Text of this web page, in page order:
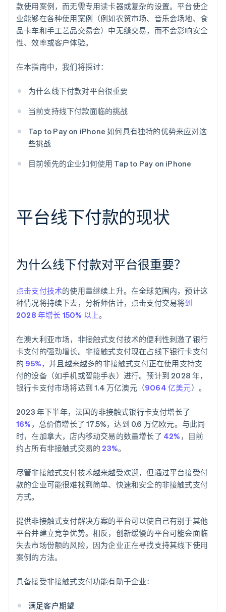
款使用案例，而无需专用读卡器或复杂的设置。平台使企
业能够在各种使用案例（例如农贸市场、音乐会场地、食
品卡车和手工艺品交易会）中无缝交易，而不会影响安全
性、效率或客户体验。
在本指南中，我们将探讨：
为什么线下付款对平台很重要
当前支持线下付款面临的挑战
Tap to Pay on iPhone 如何具有独特的优势来应对这
些挑战
目前领先的企业如何使用 Tap to Pay on iPhone
平台线下付款的现状
为什么线下付款对平台很重要？
点击支付技术的使用量继续上升。在全球范围内，预计这
种情况将持续下去，分析师估计，点击支付交易将到
2028 年增长 150% 以上。
在澳大利亚市场，非接触式支付技术的便利性刺激了银行
卡支付的强劲增长。非接触式支付现在占线下银行卡支付
的 95%，并且越来越多的非接触式支付正在使用支持支
付的设备（如手机或智能手表）进行。预计到 2028 年，
银行卡支付市场将达到 1.4 万亿澳元（9064 亿美元）。
2023 年下半年，法国的非接触式银行卡支付增长了
16% ，总价值增长了 17.5%，达到 0.6 万亿欧元。与此同
时，在加拿大，店内移动交易的数量增长了 42% ，目前
约占所有非接触式交易的 23%。
尽管非接触式支付技术越来越受欢迎，但通过平台接受付
款的企业可能很难找到简单、快速和安全的非接触式支付
方式。
提供非接触式支付解决方案的平台可以使自己有别于其他
平台并建立竞争优势。相反，创新缓慢的平台可能会面临
失去市场份额的风险，因为企业正在寻找支持其线下使用
案例的方法。
具备接受非接触式支付功能有助于企业：
满足客户期望